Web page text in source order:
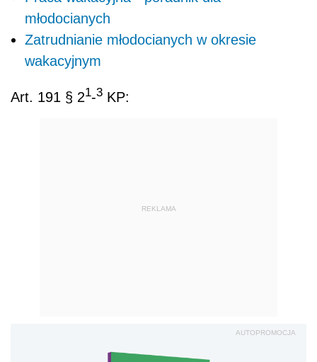
młodocianych
Zatrudnianie młodocianych w okresie
wakacyjnym
Art. 191 § 21-3 KP:
REKLAMA
AUTOPROMOCJA